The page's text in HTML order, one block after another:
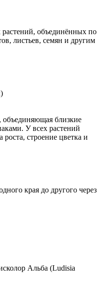
объединённых по
листьев, семян и другим
объединяющая близкие
У всех растений
строение цветка и
края до другого через
Альба (Ludisia